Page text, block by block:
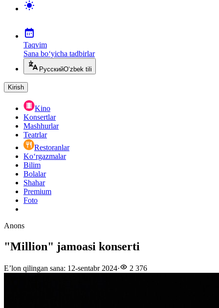
Taqvim
Sana bo‘yicha tadbirlar
РусскийO‘zbek tili
Kirish
Kino
Konsertlar
Mashhurlar
Teatrlar
Restoranlar
Ko‘rgazmalar
Bilim
Bolalar
Shahar
Premium
Foto
Anons
"Million" jamoasi konserti
E’lon qilingan sana: 12-sentabr 2024· 2 376